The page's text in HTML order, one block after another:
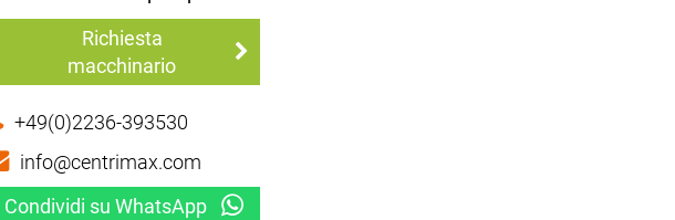
Richiesta
macchinario
+49(0)2236-393530
info@centrimax.com
Condividi su WhatsApp